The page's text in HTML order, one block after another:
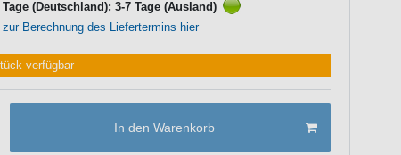
(Deutschland); 3-7 Tage (Ausland)
zur Berechnung des Liefertermins hier
verfügbar
In den Warenkorb